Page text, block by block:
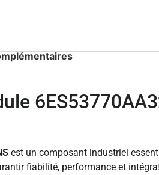
est un composant industriel
fiabilité, performance et